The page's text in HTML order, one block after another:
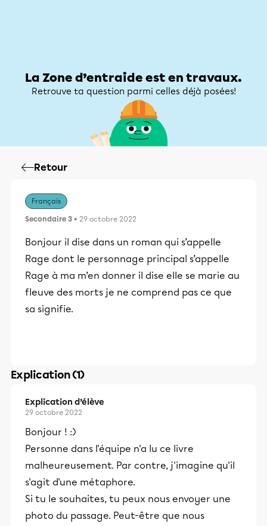
La Zone d’entraide est en travaux.
Retrouve ta question parmi celles déjà posées!
Retour
Français
Secondaire 3 • 29 octobre 2022
Bonjour il dise dans un roman qui s’appelle
Rage dont le personnage principal s’appelle
Rage à ma m’en donner il dise elle se marie au
fleuve des morts je ne comprend pas ce que
sa signifie.
Explication (1)
Explication d’élève
29 octobre 2022
Bonjour ! :)
Personne dans l'équipe n'a lu ce livre
malheureusement. Par contre, j'imagine qu'il
s'agit d'une métaphore.
Si tu le souhaites, tu peux nous envoyer une
photo du passage. Peut-être que nous